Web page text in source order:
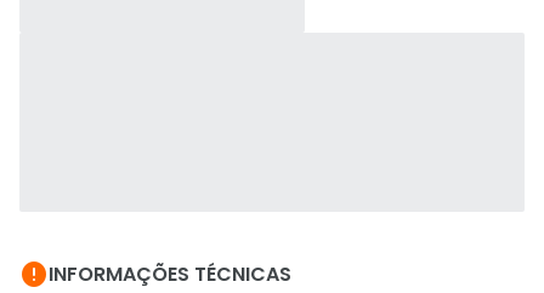
INFORMAÇÕES TÉCNICAS